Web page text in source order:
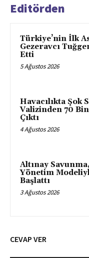
Editörden
Türkiye’nin İlk
Gezeravcı
Etti
5 Ağustos 2026
Havacılıkta Şok
Valizinden 70
Çıktı
4 Ağustos 2026
Altınay
Yönetim
Başlattı
3 Ağustos 2026
CEVAP VER